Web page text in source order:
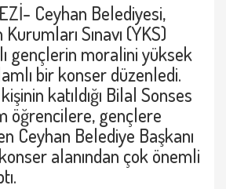
Ceyhan Belediyesi,
Sınavı (YKS)
gençlerin moralini yüksek
bir konser düzenledi.
katıldığı Bilal Sonses
öğrencilere, gençlere
Ceyhan Belediye Başkanı
alanından çok önemli